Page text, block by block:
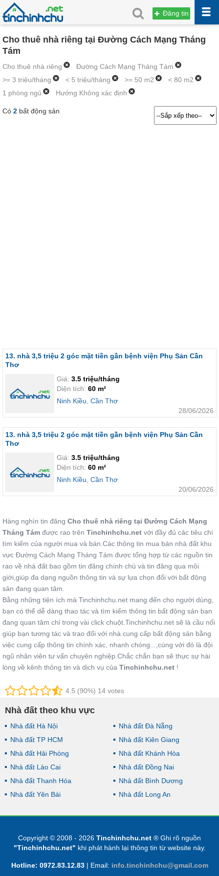
Đăng tin
Cho thuê nhà riêng tại Đường Cách Mạng Tháng
Tám
Cho thuê nhà riêng
Đường Cách Mạng Tháng Tám
>= 3 triệu/tháng
< 5 triệu/tháng >= 50 m2
< 80 m2
1 phòng ngủ
Hướng Không xác định
Có 2 bất động sản
13. nhà 3,5 triệu 2 góc mặt tiền gần bệnh viện Phụ Sản Cần
Thơ
Giá: 3.5 triệu/tháng
Diện tích: 60 m²
Ninh Kiều Cần Thơ
28/06/2026
13. nhà 3,5 triệu 2 góc mặt tiền gần bệnh viện Phụ Sản Cần
Thơ
Giá: 3.5 triệu/tháng
Diện tích: 60 m²
Ninh Kiều Cần Thơ
20/06/2026
Hàng nghìn tin đăng Cho thuê nhà riêng tại Đường Cách Mạng
Tháng Tám được rao trên Tinchinhchu.net với đầy đủ các tiêu chí
tìm kiếm của người mua và bán.Các thông tin mua bán nhà đất khu
vực Đường Cách Mạng Tháng Tám được tổng hợp từ các nguồn tin
rao về nhà đất bao gồm tin đăng chính chủ và tin đăng qua môi
giới,giúp đa dạng nguồn thông tin và sự lựa chọn đối với bất động
sản đang quan tâm.
Bằng những tiện ích mà Tinchinhchu.net mang đến cho người dùng,
bạn có thể dễ dàng thao tác và tìm kiếm thông tin bất động sản bạn
đang quan tâm chỉ trong vài click chuột.Tinchinhchu.net sẽ là cầu nối
giúp bạn tương tác và trao đổi với nhà cung cấp bất động sản bằng
việc cung cấp thông tin chính xác, nhanh chóng...,cùng với đó là đội
ngũ nhân viên tư vấn chuyên nghiệp.Chắc chắn bạn sẽ thực sự hài
lòng về kênh thông tin và dịch vụ của Tinchinhchu.net !
4.5 (90%) 14 votes
Nhà đất theo khu vực
Nhà đất Hà Nội
Nhà đất TP HCM
Nhà đất Hải Phòng
Nhà đất Lào Cai
Nhà đất Thanh Hóa
Nhà đất Yên Bái
Nhà đất Đà Nẵng
Nhà đất Kiên Giang
Nhà đất Khánh Hòa
Nhà đất Đồng Nai
Nhà đất Bình Dương
Nhà đất Long An
Copyright © 2008 - 2026 Tinchinhchu.net ® Ghi rõ nguồn
"Tinchinhchu.net" khi phát hành lại thông tin từ website này.
Hotline: 0972.83.12.83| Email: info.tinchinhchu@gmail.com